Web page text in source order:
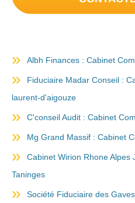
Albh Finances : Cabinet
Fiduciaire Madar Conseil :
laurent-d'aigouze
C'conseil Audit : Cabinet
Mg Grand Massif : Cabinet
Cabinet Wirion Rhone Alpes
Taninges
Société Fiduciaire des